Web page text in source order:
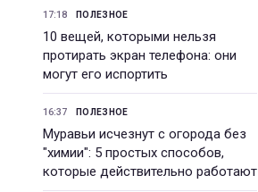
17:18 ПОЛЕЗНОЕ
10 вещей, которыми нельзя
протирать экран телефона: они
могут его испортить
16:37 ПОЛЕЗНОЕ
Муравьи исчезнут с огорода без
"химии": 5 простых способов,
которые действительно работают